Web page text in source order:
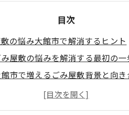
目次
の悩み大館市で解消するヒント
屋敷の悩みを解消する最初の一
市で増えるごみ屋敷背景と向き
ったごみ屋敷の原因を丁寧に整理
屋敷問題の心理的な負担と対